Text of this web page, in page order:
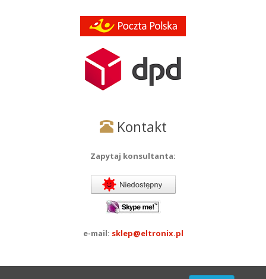
Kontakt
Zapytaj konsultanta:
e-mail: sklep@eltronix.pl